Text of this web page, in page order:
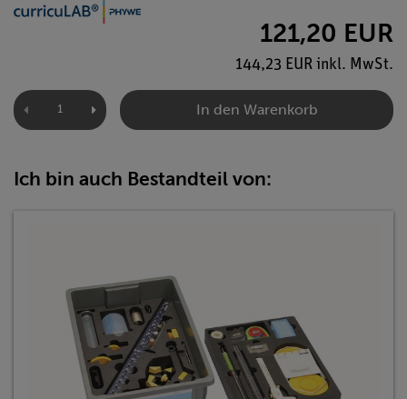
121,20 EUR
144,23 EUR inkl. MwSt.
In den Warenkorb
Ich bin auch Bestandteil von: